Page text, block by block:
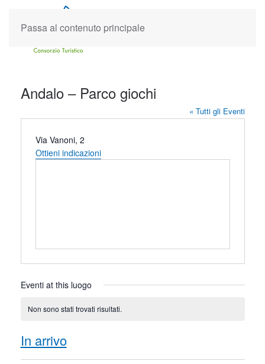
Passa al contenuto principale
Andalo – Parco giochi
« Tutti gli Eventi
Indirizzo
Via Vanoni, 2
Ottieni indicazioni
Eventi at this luogo
Notice
Non sono stati trovati risultati.
In arrivo
Seleziona